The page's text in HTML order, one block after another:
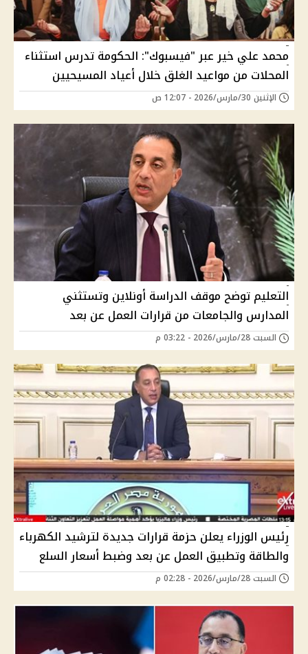
محمد علي خير عبر "فيسبوك": الحكومة تدرس استثناء
المحلات من مواعيد الغلق خلال أعياد المسيحيين
الإثنين 30/مارس/2026 - 12:07 ص
التعليم توضح موقف الدراسة أونلاين وتستثني
المدارس والجامعات من قرارات العمل عن بعد
السبت 28/مارس/2026 - 03:22 م
رئيس الوزراء يعلن حزمة قرارات جديدة لترشيد الكهرباء
والطاقة وتطبيق العمل عن بعد وضبط أسعار السلع
السبت 28/مارس/2026 - 02:28 م